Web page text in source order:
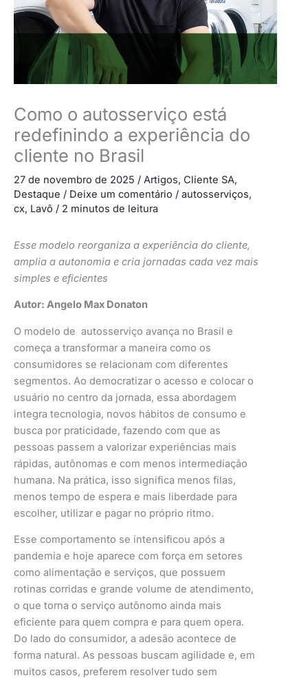
Como o autosserviço está
redefinindo a experiência do
cliente no Brasil
27 de novembro de 2025 / Artigos, Cliente SA,
Destaque / Deixe um comentário / autosserviços,
cx, Lavô / 2 minutos de leitura
Esse modelo reorganiza a experiência do cliente,
amplia a autonomia e cria jornadas cada vez mais
simples e eficientes
Autor: Angelo Max Donaton
O modelo de autosserviço avança no Brasil e
começa a transformar a maneira como os
consumidores se relacionam com diferentes
segmentos. Ao democratizar o acesso e colocar o
usuário no centro da jornada, essa abordagem
integra tecnologia, novos hábitos de consumo e
busca por praticidade, fazendo com que as
pessoas passem a valorizar experiências mais
rápidas, autônomas e com menos intermediação
humana. Na prática, isso significa menos filas,
menos tempo de espera e mais liberdade para
escolher, utilizar e pagar no próprio ritmo.
Esse comportamento se intensificou após a
pandemia e hoje aparece com força em setores
como alimentação e serviços, que possuem
rotinas corridas e grande volume de atendimento,
o que torna o serviço autônomo ainda mais
eficiente para quem compra e para quem opera.
Do lado do consumidor, a adesão acontece de
forma natural. As pessoas buscam agilidade e, em
muitos casos, preferem resolver tudo sem